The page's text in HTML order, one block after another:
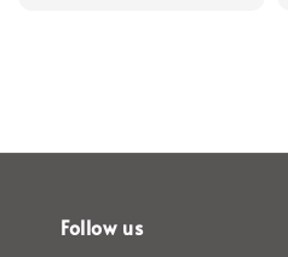
Follow us